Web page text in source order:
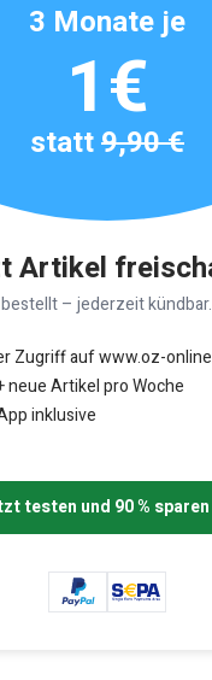
Artikel
– jederzeit kündbar.
Zugriff auf www.oz-
neue Artikel pro Woche
inklusive
testen und 90 % sparen
3 Monate je
1€
statt9,90 €